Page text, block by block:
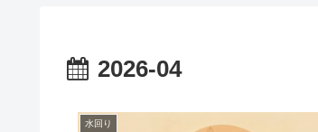
2026-04
水回り